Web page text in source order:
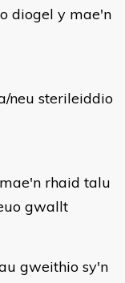
diogel y mae'n
neu sterileiddio
rhaid talu
gwallt
gweithio sy'n